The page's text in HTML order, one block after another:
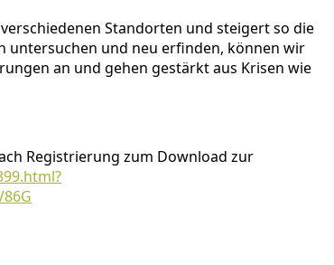
Standorten und steigert so die
untersuchen und neu erfinden, können wir
an und gehen gestärkt aus Krisen wie
Registrierung zum Download zur